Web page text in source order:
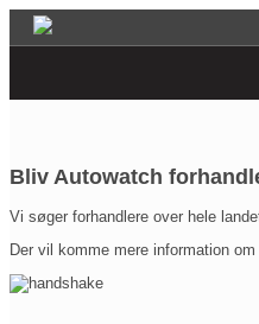
Bliv Autowatch
Vi søger forhandlere over hele
Der vil komme mere information